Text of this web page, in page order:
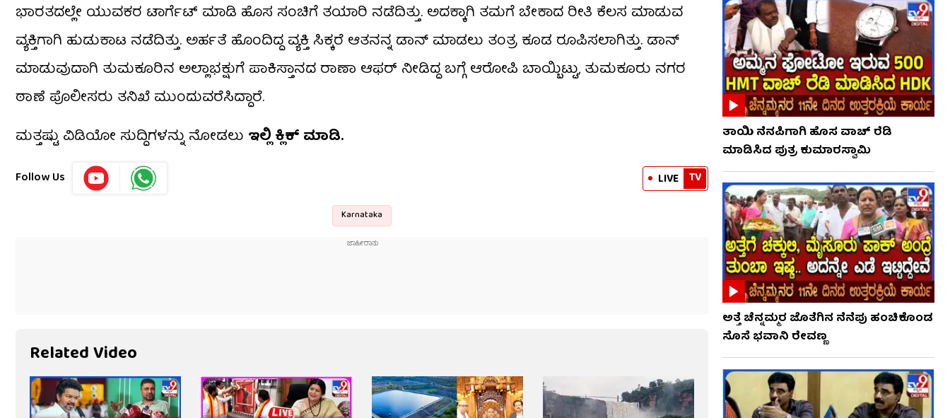
ಭಾರತದಲ್ಲೇ ಯುವಕರ ಟಾರ್ಗೆಟ್ ಮಾಡಿ ಹೊಸ ಸಂಚಿಗೆ ತಯಾರಿ ನಡೆದಿತ್ತು. ಅದಕ್ಕಾಗಿ ತಮಗೆ ಬೇಕಾದ ರೀತಿ ಕೆಲಸ ಮಾಡುವ
ವ್ಯಕ್ತಿಗಾಗಿ ಹುಡುಕಾಟ ನಡೆದಿತ್ತು. ಅರ್ಹತೆ ಹೊಂದಿದ್ದ ವ್ಯಕ್ತಿ ಸಿಕ್ಕರೆ ಆತನನ್ನ ಡಾನ್​ ಮಾಡಲು ತಂತ್ರ ಕೂಡ ರೂಪಿಸಲಾಗಿತ್ತು. ಡಾನ್​
ಮಾಡುವುದಾಗಿ ತುಮಕೂರಿನ ಅಲ್ಲಾಭಕ್ಷುಗೆ ಪಾಕಿಸ್ತಾನದ ರಾಣಾ ಆಫರ್​ ನೀಡಿದ್ದ ಬಗ್ಗೆ ಆರೋಪಿ ಬಾಯ್ಬಿಟ್ಟು, ತುಮಕೂರು ನಗರ
ಠಾಣೆ ಪೊಲೀಸರು ತನಿಖೆ ಮುಂದುವರೆಸಿದ್ದಾರೆ.
ಮತ್ತಷ್ಟು ವಿಡಿಯೋ ಸುದ್ದಿಗಳನ್ನು ನೋಡಲು ಇಲ್ಲಿ ಕ್ಲಿಕ್ ಮಾಡಿ.
Follow Us LIVE TV
Karnataka
Related Video
ತಾಯಿ ನೆನಪಿಗಾಗಿ ಹೊಸ ವಾಚ್ ರೆಡಿ
ಮಾಡಿಸಿದ ಪುತ್ರ ಕುಮಾರಸ್ವಾಮಿ
ಅತ್ತೆ ಚೆನ್ನಮ್ಮರ ಜೊತೆಗಿನ ನೆನೆಪು ಹಂಚಿಕೊಂಡ
ಸೊಸೆ ಭವಾನಿ ರೇವಣ್ಣ